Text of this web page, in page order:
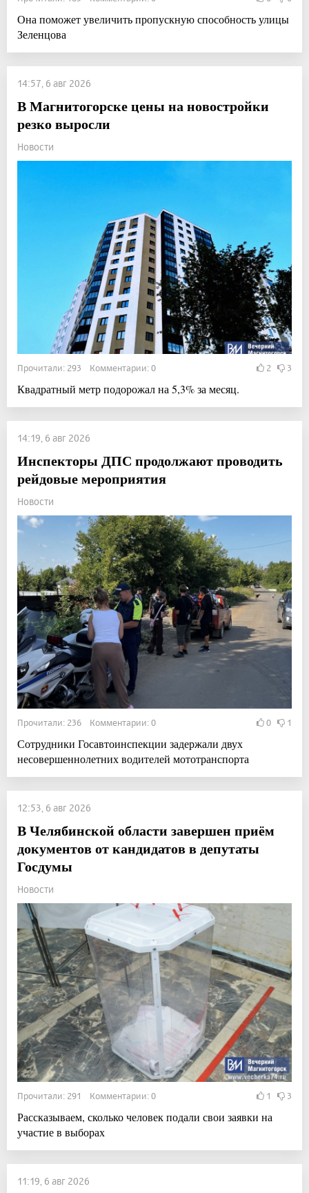
Она поможет увеличить пропускную способность улицы
Зеленцова
14:57, 6 авг 2026
В Магнитогорске цены на новостройки
резко выросли
Новости
Прочитали: 293 Комментарии: 0 2 3
Квадратный метр подорожал на 5,3% за месяц.
14:19, 6 авг 2026
Инспекторы ДПС продолжают проводить
рейдовые мероприятия
Новости
Прочитали: 236 Комментарии: 0 0 1
Сотрудники Госавтоинспекции задержали двух
несовершеннолетних водителей мототранспорта
12:53, 6 авг 2026
В Челябинской области завершен приём
документов от кандидатов в депутаты
Госдумы
Новости
Прочитали: 291 Комментарии: 0 1 3
Рассказываем, сколько человек подали свои заявки на
участие в выборах
11:19, 6 авг 2026